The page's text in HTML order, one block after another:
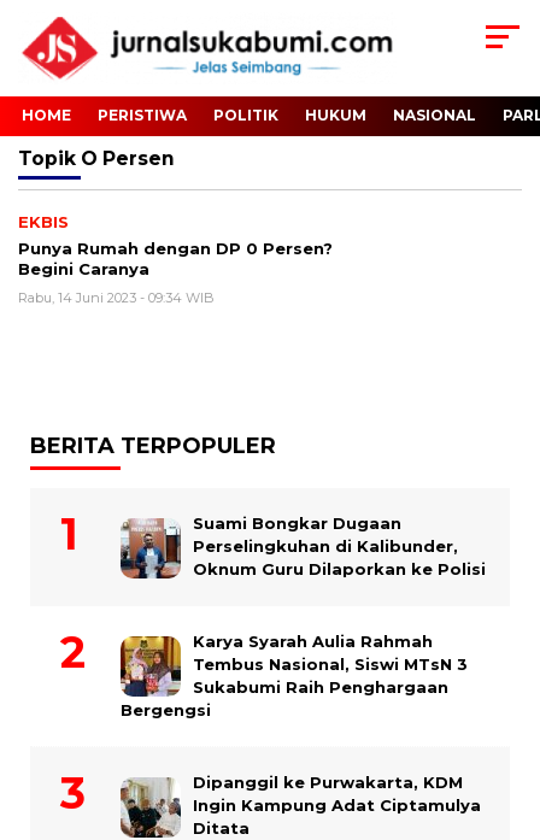
HOME PERISTIWA POLITIK HUKUM NASIONAL
Topik O Persen
EKBIS
Punya Rumah dengan DP 0 Persen?
Begini Caranya
Rabu, 14 Juni 2023 - 09:34 WIB
BERITA TERPOPULER
Suami Bongkar Dugaan
Perselingkuhan di Kalibunder,
Oknum Guru Dilaporkan ke Polisi
Karya Syarah Aulia Rahmah
Tembus Nasional, Siswi MTsN 3
Sukabumi Raih Penghargaan
Bergengsi
Dipanggil ke Purwakarta, KDM
Ingin Kampung Adat Ciptamulya
Ditata